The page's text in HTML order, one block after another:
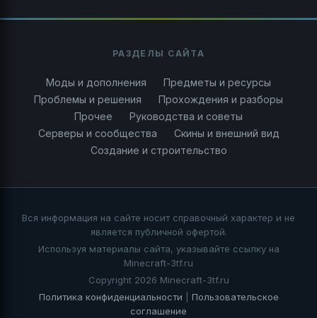
РАЗДЕЛЫ САЙТА
Моды и дополнения
Предметы и ресурсы
Проблемы и решения
Прохождения и разборы
Прочее
Руководства и советы
Серверы и сообщества
Скины и внешний вид
Создание и строительство
Вся информация на сайте носит справочный характер и не
является публичной офертой.
Используя материалы сайта, указывайте ссылку на
Minecraft-3tf.ru
Copyright 2026 Minecraft-3tf.ru
Политика конфиденциальности
Пользовательское
соглашение